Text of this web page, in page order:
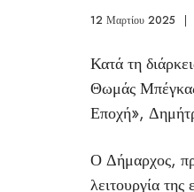
12 Μαρτίου 2025 |
Κατά τη
Θωμάς
Εποχή»,
Ο Δήμαρχος,
λειτουργία